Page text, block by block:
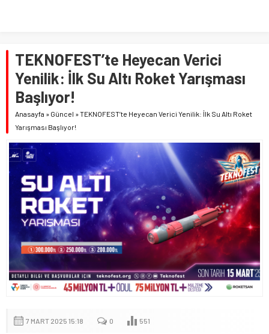
TEKNOFEST’te Heyecan Verici
Yenilik: İlk Su Altı Roket Yarışması
Başlıyor!
Anasayfa » Güncel »TEKNOFEST’te Heyecan Verici Yenilik: İlk Su Altı Roket
Yarışması Başlıyor!
7 MART 2025 15:18 0 551